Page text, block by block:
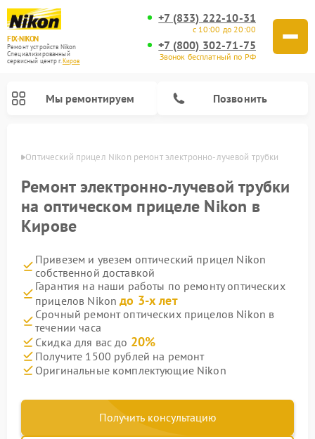
FIX-NIKON
Ремонт устройств Nikon
Специализированный
cервисный центр г.Киров
+7 (833) 222-10-31
с 10:00 до 20:00
+7 (800) 302-71-75
Звонок бесплатный по РФ
Мы ремонтируем Позвонить
Оптический прицел Nikon ремонт электронно-лучевой трубки
Ремонт электронно-лучевой трубки
на оптическом прицеле Nikon в
Кирове
Привезем и увезем оптический прицел Nikon
собственной доставкой
Гарантия на наши работы по ремонту оптических
прицелов Nikonдо 3-х лет
Срочный ремонт оптических прицелов Nikon в
течении часа
Скидка для вас до 20%
Получите 1500 рублей на ремонт
Оригинальные комплектующие Nikon
Получить консультацию